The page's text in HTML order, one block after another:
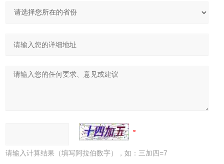
请输入计算结果（填写阿拉伯数字），如：三加四=7